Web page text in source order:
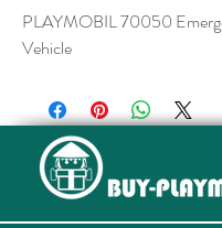
PLAYMOBIL 70050
Vehicle